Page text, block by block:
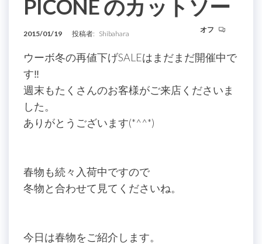
PICONE のカットソー
2015/01/19 投稿者: Shibahara オフ
ウーボ冬の再値下げSALEはまだまだ開催中で
す‼
週末もたくさんのお客様がご来店くださいま
した。
ありがとうございます(*^^*)
春物も続々入荷中ですので
冬物と合わせて見てくださいね。
今日は春物をご紹介します。